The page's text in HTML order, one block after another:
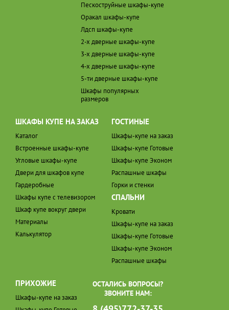
Пескоструйные шкафы-купе
Оракал шкафы-купе
Лдсп шкафы-купе
2-х дверные шкафы-купе
3-х дверные шкафы-купе
4-х дверные шкафы-купе
5-ти дверные шкафы-купе
Шкафы популярных
размеров
ШКАФЫ КУПЕ НА ЗАКАЗ
Каталог
Встроенные шкафы-купе
Угловые шкафы-купе
Двери для шкафов купе
Гардеробные
Шкафы купе с телевизором
Шкаф купе вокруг двери
Материалы
Калькулятор
ГОСТИНЫЕ
Шкафы-купе на заказ
Шкафы-купе Готовые
Шкафы-купе Эконом
Распашные шкафы
Горки и стенки
СПАЛЬНИ
Кровати
Шкафы-купе на заказ
Шкафы-купе Готовые
Шкафы-купе Эконом
Распашные шкафы
ПРИХОЖИЕ
Шкафы-купе на заказ
ОСТАЛИСЬ ВОПРОСЫ?
ЗВОНИТЕ НАМ: